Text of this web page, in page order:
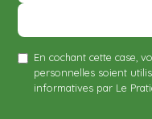
En cochant cette case,
personnelles soient
informatives par Le